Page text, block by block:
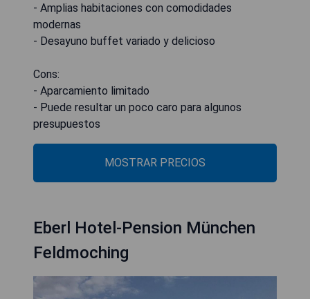
- Amplias habitaciones con comodidades
modernas
- Desayuno buffet variado y delicioso
Cons:
- Aparcamiento limitado
- Puede resultar un poco caro para algunos
presupuestos
MOSTRAR PRECIOS
Eberl Hotel-Pension München
Feldmoching